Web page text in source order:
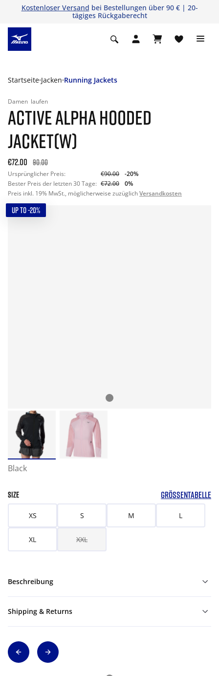
Kostenloser Versand bei Bestellungen über 90 € | 20-
tägiges Rückgaberecht
Startseite Jacken Running Jackets
Damen laufen
ACTIVE ALPHA HOODED
JACKET(W)
€72.00 90.00
Ursprünglicher Preis: €90.00
-20%
Bester Preis der letzten 30 Tage: €72.00
0%
Preis inkl. 19% MwSt., möglicherweise zuzüglichVersandkosten
UP TO -20%
Black
SIZE GRÖSSENTABELLE
XS S M L
XL XXL
Beschreibung
Shipping & Returns